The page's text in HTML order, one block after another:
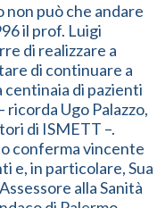
non può che andare
il prof. Luigi
di realizzare a
di continuare a
di pazienti
Ugo Palazzo,
di ISMETT –.
conferma vincente
e, in particolare, Sua
alla Sanità